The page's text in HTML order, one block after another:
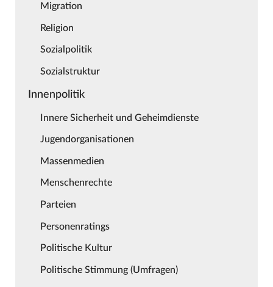
Migration
Religion
Sozialpolitik
Sozialstruktur
Innenpolitik
Innere Sicherheit und Geheimdienste
Jugendorganisationen
Massenmedien
Menschenrechte
Parteien
Personenratings
Politische Kultur
Politische Stimmung (Umfragen)